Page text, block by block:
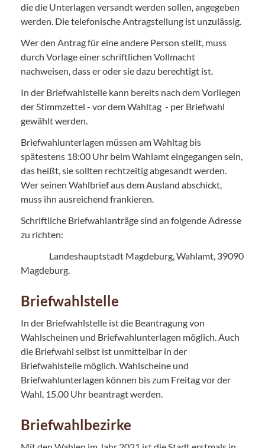
die die Unterlagen versandt werden sollen, angegeben
werden. Die telefonische Antragstellung ist unzulässig.
Wer den Antrag für eine andere Person stellt, muss
durch Vorlage einer schriftlichen Vollmacht
nachweisen, dass er oder sie dazu berechtigt ist.
In der Briefwahlstelle kann bereits nach dem Vorliegen
der Stimmzettel - vor dem Wahltag - per Briefwahl
gewählt werden.
Briefwahlunterlagen müssen am Wahltag bis
spätestens 18:00 Uhr beim Wahlamt eingegangen sein,
das heißt, sie sollten rechtzeitig abgesandt werden.
Wer seinen Wahlbrief aus dem Ausland abschickt,
muss ihn ausreichend frankieren.
Schriftliche Briefwahlanträge sind an folgende Adresse
zu richten:
Landeshauptstadt Magdeburg, Wahlamt, 39090
Magdeburg.
Briefwahlstelle
In der Briefwahlstelle ist die Beantragung von
Wahlscheinen und Briefwahlunterlagen möglich. Auch
die Briefwahl selbst ist unmittelbar in der
Briefwahlstelle möglich. Wahlscheine und
Briefwahlunterlagen können bis zum Freitag vor der
Wahl, 15.00 Uhr beantragt werden.
Briefwahlbezirke